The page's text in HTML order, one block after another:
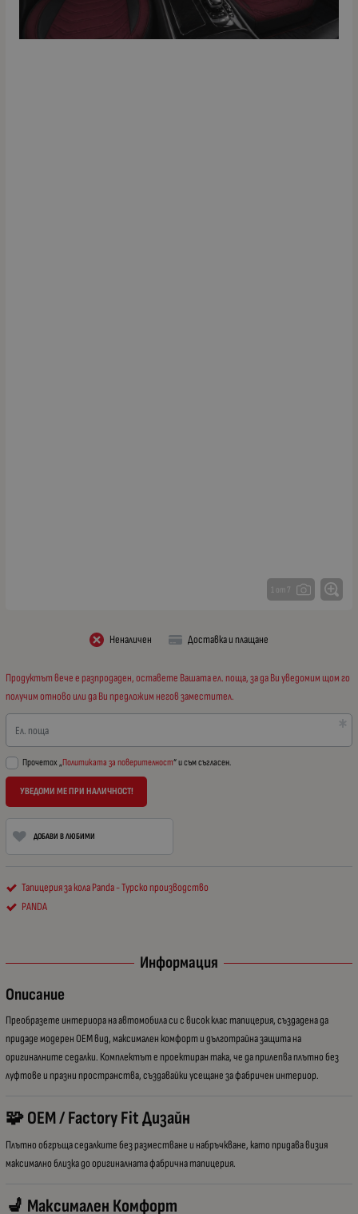
1 от 7
Неналичен Доставка и плащане
Продуктът вече е разпродаден, оставете Вашата ел. поща, за да Ви уведомим щом го
получим отново или да Ви предложим негов заместител.
Ел. поща
Прочетох „Политиката за поверителност“ и съм съгласен.
УВЕДОМИ МЕ ПРИ НАЛИЧНОСТ!
ДОБАВИ В ЛЮБИМИ
Тапицерия за кола Panda - Турско производство
PANDA
Информация
Описание
Преобразете интериора на автомобила си с висок клас тапицерия, създадена да
придаде модерен OEM вид, максимален комфорт и дълготрайна защита на
оригиналните седалки. Комплектът е проектиран така, че да прилепва плътно без
луфтове и празни пространства, създавайки усещане за фабричен интериор.
🧩 OEM / Factory Fit Дизайн
Плътно обгръща седалките без разместване и набръчкване, като придава визия
максимално близка до оригиналната фабрична тапицерия.
💺 Максимален Комфорт